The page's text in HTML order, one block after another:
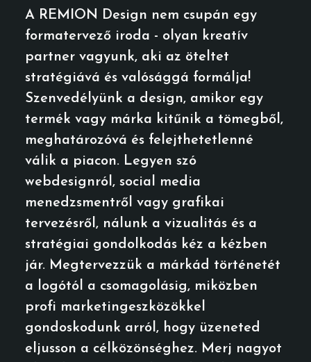
A REMION Design nem csupán egy
formatervező iroda - olyan kreatív
partner vagyunk, aki az öteltet
stratégiává és valósággá formálja!
Szenvedélyünk a design, amikor egy
termék vagy márka kitűnik a tömegből,
meghatározóvá és felejthetetlenné
válik a piacon. Legyen szó
webdesignról, social media
menedzsmentről vagy grafikai
tervezésről, nálunk a vizualitás és a
stratégiai gondolkodás kéz a kézben
jár. Megtervezzük a márkád történetét
a logótól a csomagolásig, miközben
profi marketingeszközökkel
gondoskodunk arról, hogy üzeneted
eljusson a célközönséghez. Merj nagyot